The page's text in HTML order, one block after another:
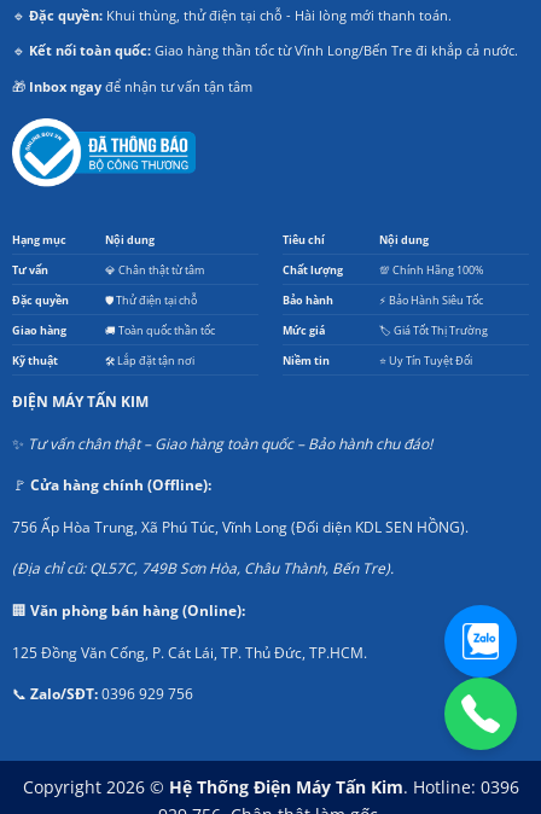
🔹 Đặc quyền:Khui thùng, thử điện tại chỗ - Hài lòng mới thanh toán.
🔹 Kết nối toàn quốc:Giao hàng thần tốc từ Vĩnh Long/Bến Tre đi khắp cả nước.
🎁 Inbox ngayđể nhận tư vấn tận tâm
Hạng mục Nội dung
Tư vấn 💎 Chân thật từ tâm
Đặc quyền 🛡️ Thử điện tại chỗ
Giao hàng 🚚 Toàn quốc thần tốc
Kỹ thuật 🛠️ Lắp đặt tận nơi
Tiêu chí Nội dung
Chất lượng 💯 Chính Hãng 100%
Bảo hành ⚡ Bảo Hành Siêu Tốc
Mức giá 🏷️ Giá Tốt Thị Trường
Niềm tin ⭐ Uy Tín Tuyệt Đối
ĐIỆN MÁY TẤN KIM
✨ Tư vấn chân thật – Giao hàng toàn quốc – Bảo hành chu đáo!
🚩 Cửa hàng chính (Offline):
756 Ấp Hòa Trung, Xã Phú Túc, Vĩnh Long (Đối diện KDL SEN HỒNG).
(Địa chỉ cũ: QL57C, 749B Sơn Hòa, Châu Thành, Bến Tre).
🏢 Văn phòng bán hàng (Online):
125 Đồng Văn Cống, P. Cát Lái, TP. Thủ Đức, TP.HCM.
📞 Zalo/SĐT:0396 929 756
Copyright 2026 © Hệ Thống Điện Máy Tấn Kim. Hotline: 0396